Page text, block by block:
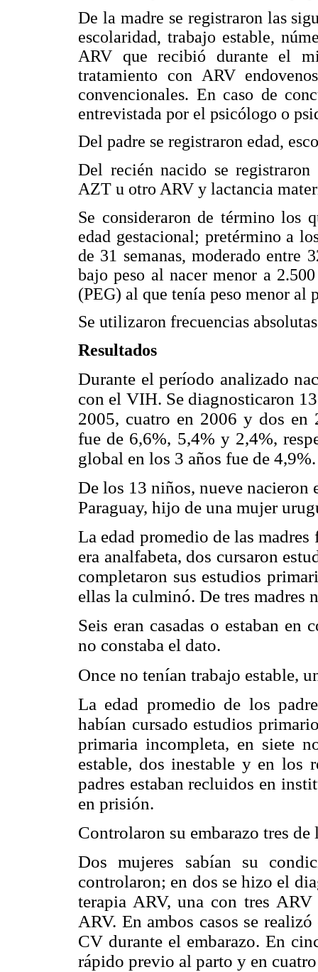
De la madre se registraron las
escolaridad, trabajo estable,
ARV que recibió durante el
tratamiento con ARV
convencionales. En caso de
entrevistada por el psicólogo o
Del padre se registraron edad,
Del recién nacido se registraron
AZT u otro ARV y lactancia
Se consideraron de término los
edad gestacional; pretérmino a
de 31 semanas, moderado entre
bajo peso al nacer menor a
(PEG) al que tenía peso menor al
Se utilizaron frecuencias
Resultados
Durante el período analizado
con el VIH. Se diagnosticaron
2005, cuatro en 2006 y dos en
fue de 6,6%, 5,4% y 2,4%,
global en los 3 años fue de 4,9%.
De los 13 niños, nueve
Paraguay, hijo de una mujer
La edad promedio de las
era analfabeta, dos cursaron
completaron sus estudios
ellas la culminó. De tres madres
Seis eran casadas o estaban en
no constaba el dato.
Once no tenían trabajo estable,
La edad promedio de los
habían cursado estudios
primaria incompleta, en siete
estable, dos inestable y en los
padres estaban recluidos en
en prisión.
Controlaron su embarazo tres de
Dos mujeres sabían su
controlaron; en dos se hizo el
terapia ARV, una con tres
ARV. En ambos casos se
CV durante el embarazo. En
rápido previo al parto y en